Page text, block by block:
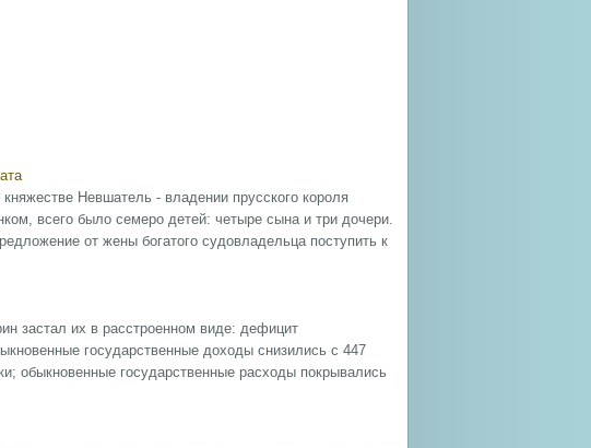
Невшатель - владении прусского короля
всего было семеро детей: четыре сына и три дочери.
от жены богатого судовладельца поступить к
застал их в расстроенном виде: дефицит
государственные доходы снизились с 447
обыкновенные государственные расходы покрывались